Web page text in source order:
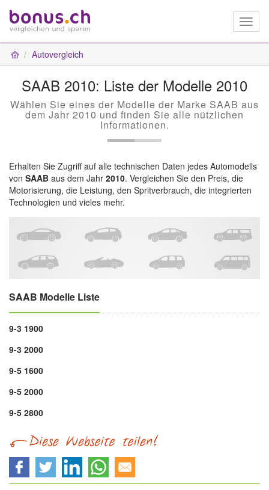
Autovergleich
SAAB 2010: Liste der Modelle 2010
Wählen Sie eines der Modelle der Marke SAAB aus
dem Jahr 2010 und finden Sie alle nützlichen
Informationen.
Erhalten Sie Zugriff auf alle technischen Daten jedes Automodells
von SAAB aus dem Jahr 2010. Vergleichen Sie den Preis, die
Motorisierung, die Leistung, den Spritverbrauch, die integrierten
Technologien und vieles mehr.
SAAB Modelle Liste
9-3 1900
9-3 2000
9-5 1600
9-5 2000
9-5 2800